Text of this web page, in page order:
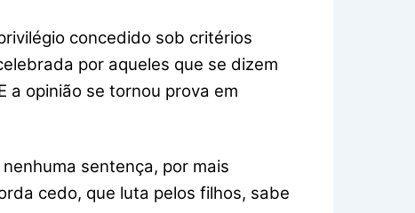
concedido sob critérios
por aqueles que se dizem
a opinião se tornou prova em
sentença, por mais
cedo, que luta pelos filhos, sabe